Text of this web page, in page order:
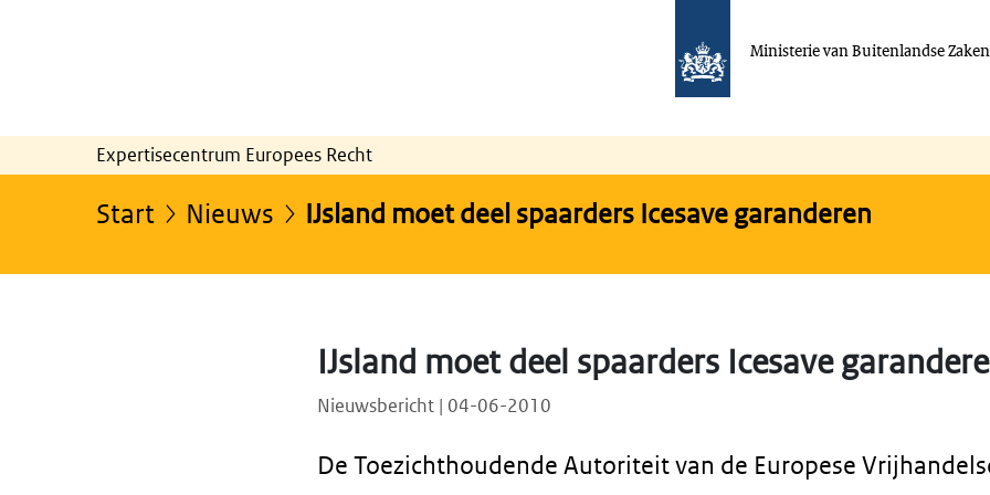
Ministerie van Buitenlandse Zaken
Expertisecentrum Europees Recht
Start Nieuws IJsland moet deel spaarders Icesave garanderen
IJsland moet deel spaarders Icesave
Nieuwsbericht | 04-06-2010
De Toezichthoudende Autoriteit van de Europese